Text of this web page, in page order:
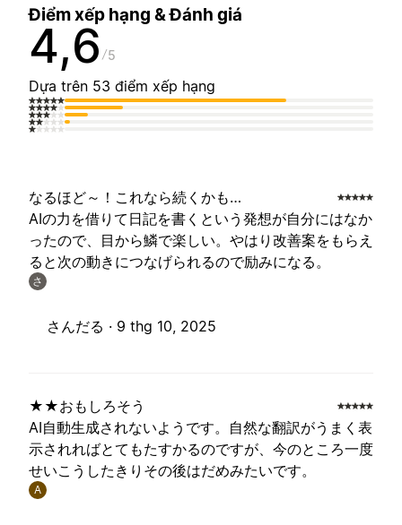
Điểm xếp hạng & Đánh giá
4,6 5
Dựa trên 53 điểm xếp hạng
なるほど～！これなら続くかも…
AIの力を借りて日記を書くという発想が自分にはなか
ったので、目から鱗で楽しい。やはり改善案をもらえ
ると次の動きにつなげられるので励みになる。
さ
さんだる · 9 thg 10, 2025
★★おもしろそう
AI自動生成されないようです。自然な翻訳がうまく表
示されればとてもたすかるのですが、今のところ一度
せいこうしたきりその後はだめみたいです。
A